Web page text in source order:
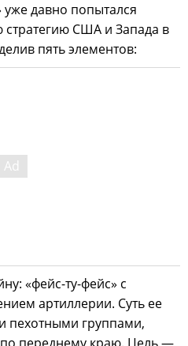
уже давно попытался
США и Запада в
пять элементов:
«фейс-ту-фейс» с
артиллерии. Суть ее
пехотными группами,